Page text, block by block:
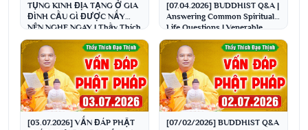
TỤNG KINH ĐỊA TẠNG Ở GIA
ĐÌNH CẦU GÌ ĐƯỢC NẤY
NÊN NGHE NGAY | Thầy Thích
Đạo Thịnh
[07.04.2026] BUDDHIST Q&A |
Answering Common Spiritual
Life Questions | Venerable
Thích Đạo Thịnh
[03.07.2026] VẤN ĐÁP PHẬT
[07/02/2026] BUDDHIST Q&A